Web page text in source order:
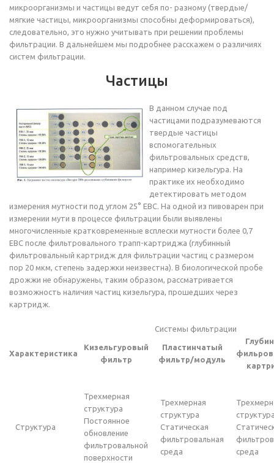
микроорганизмы и частицы ведут себя по- разному (твердые/
мягкие частицы, микроорганизмы способны деформироваться),
следовательно, это нужно учитывать при решении проблемы
фильтрации. В дальнейшем мы подробнее расскажем о различиях
систем фильтрации.
Частицы
В данном случае под
частицами подразумеваются
твердые частицы
вспомогательных
фильтровальных средств,
например кизельгура. На
практике их необходимо
детектировать методом
измерения мутности под углом 25° ЕВС. На одной из пивоварен при
измерении мути в процессе фильтрации были выявлены
многочисленные кратковременные всплески мутности более 0,7
ЕВС после фильтровального трапп-картриджа (глубинный
фильтровальный картридж для фильтрации частиц с размером
пор 20 мкм, степень задержки неизвестна). В биологической пробе
дрожжи не обнаружены, таким образом, рассматривается
возможность наличия частиц кизельгура, прошедших через
картридж.
Системы фильтрации
Характеристика
Кизельгуровый
фильтр
Пластинчатый
фильтр/модуль
Структура
Трехмерная
структура
Постоянное
обновление
фильтровальной
поверхности
Трехмерная
структура
Статическая
фильтровальная
среда
среда